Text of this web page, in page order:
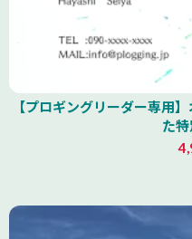
【プロギングリーダー専用
た